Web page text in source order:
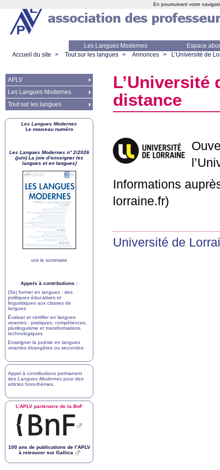
Les Langues Modernes
Espace
Accueil du site
> Tout sur les langues > Annonces > L’Université de
L’Université
distance
Informations
lorraine.fr)
Université de
APLV
Les Langues Modernes
Tout sur les langues
Les Langues Modernes
Le nouveau numéro
Les Langues Modernes n° 2/2026
(juin) La joie d’enseigner les
langues et en langues)
voir le sommaire
Appels à contributions :
(Se) former en langues : des
politiques éducatives et
linguistiques aux classes de
langues
Évaluer et certifier en langues
vivantes : pratiques, compétences,
plurilinguisme et transformations
technologiques
Enseigner la poésie en langues
vivantes étrangères ou secondes
Appel à contributions permanent
des Langues Modernes pour des
articles hors-thèmes
L’APLV partenaire de la BnF
100 ans de publications de l’APLV
à retrouver sur Gallica
En poursuivant votre